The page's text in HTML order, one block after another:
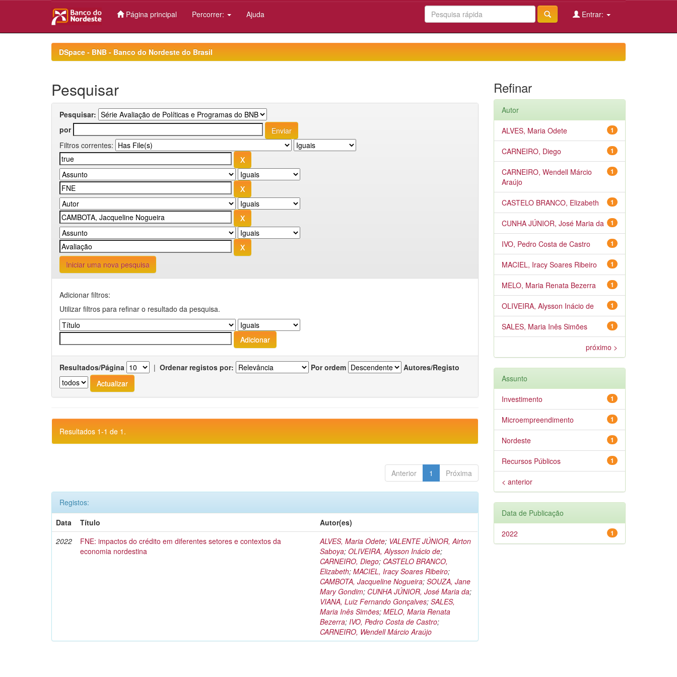
Página principal Percorrer: Ajuda Entrar:
DSpace - BNB - Banco do Nordeste do Brasil
Pesquisar
Pesquisar:
por
Filtros correntes:
Iniciar uma nova pesquisa
Adicionar filtros:
Utilizar filtros para refinar o resultado da pesquisa.
Resultados/Página | Ordenar registos por: Por ordem Autores/Registo
Resultados 1-1 de 1.
Anterior 1 Próxima
Registos:
Data
Título
Autor(es)
2022
FNE: impactos do crédito em diferentes setores e contextos da
economia nordestina
ALVES, Maria Odete; VALENTE JÚNIOR, Airton
Saboya;OLIVEIRA, Alysson Inácio de;
CARNEIRO, Diego; CASTELO BRANCO,
Elizabeth;MACIEL, Iracy Soares Ribeiro;
CAMBOTA, Jacqueline Nogueira;SOUZA, Jane
Mary Gondim; CUNHA JÚNIOR, José Maria da;
VIANA, Luiz Fernando Gonçalves;SALES,
Maria Inês Simões;MELO, Maria Renata
Bezerra;IVO, Pedro Costa de Castro;
CARNEIRO, Wendell Márcio Araújo
Refinar
Autor
1
ALVES, Maria Odete
1
CARNEIRO, Diego
1
CARNEIRO, Wendell Márcio
Araújo
1
CASTELO BRANCO, Elizabeth
1
CUNHA JÚNIOR, José Maria da
1
IVO, Pedro Costa de Castro
1
MACIEL, Iracy Soares Ribeiro
1
MELO, Maria Renata Bezerra
1
OLIVEIRA, Alysson Inácio de
1
SALES, Maria Inês Simões
próximo >
Assunto
1
Investimento
1
Microempreendimento
1
Nordeste
1
Recursos Públicos
< anterior
Data de Publicação
1
2022